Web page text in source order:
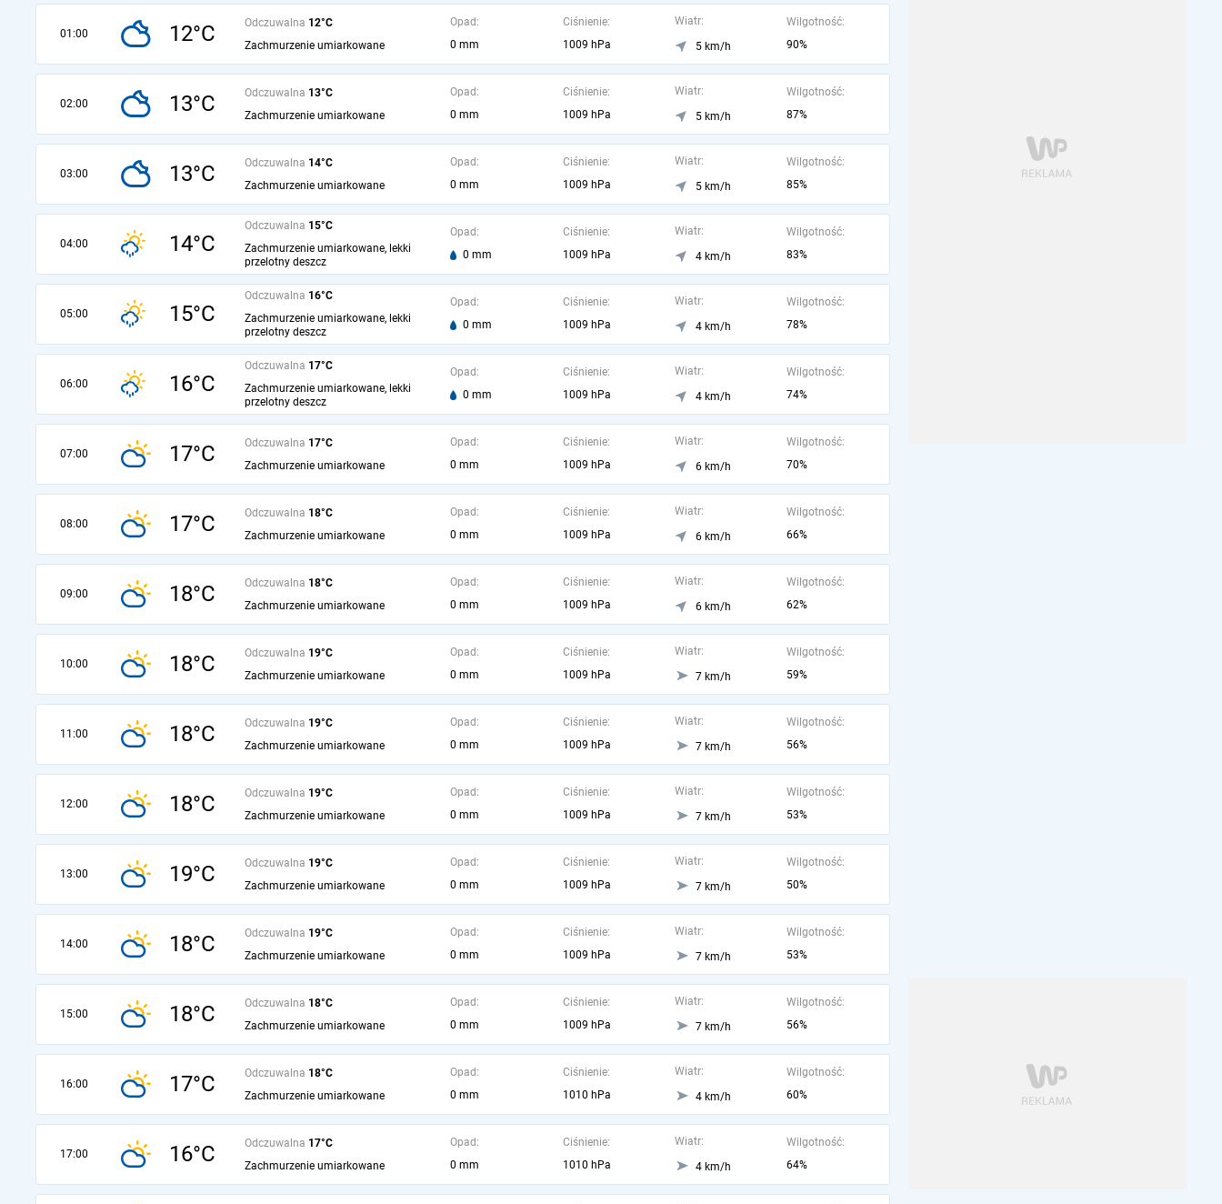
01:00 12°C Odczuwalna 12°C
Zachmurzenie umiarkowane
Opad:
0 mm
Ciśnienie:
1009 hPa
Wiatr:
5 km/h
Wilgotność:
90%
02:00 13°C Odczuwalna 13°C
Zachmurzenie umiarkowane
Opad:
0 mm
Ciśnienie:
1009 hPa
Wiatr:
5 km/h
Wilgotność:
87%
03:00 13°C Odczuwalna 14°C
Zachmurzenie umiarkowane
Opad:
0 mm
Ciśnienie:
1009 hPa
Wiatr:
5 km/h
Wilgotność:
85%
04:00 14°C
Odczuwalna 15°C
Zachmurzenie umiarkowane, lekki
przelotny deszcz
Opad:
0 mm
Ciśnienie:
1009 hPa
Wiatr:
4 km/h
Wilgotność:
83%
05:00 15°C
Odczuwalna 16°C
Zachmurzenie umiarkowane, lekki
przelotny deszcz
Opad:
0 mm
Ciśnienie:
1009 hPa
Wiatr:
4 km/h
Wilgotność:
78%
06:00 16°C
Odczuwalna 17°C
Zachmurzenie umiarkowane, lekki
przelotny deszcz
Opad:
0 mm
Ciśnienie:
1009 hPa
Wiatr:
4 km/h
Wilgotność:
74%
07:00 17°C Odczuwalna 17°C
Zachmurzenie umiarkowane
Opad:
0 mm
Ciśnienie:
1009 hPa
Wiatr:
6 km/h
Wilgotność:
70%
08:00 17°C Odczuwalna 18°C
Zachmurzenie umiarkowane
Opad:
0 mm
Ciśnienie:
1009 hPa
Wiatr:
6 km/h
Wilgotność:
66%
09:00 18°C Odczuwalna 18°C
Zachmurzenie umiarkowane
Opad:
0 mm
Ciśnienie:
1009 hPa
Wiatr:
6 km/h
Wilgotność:
62%
10:00 18°C Odczuwalna 19°C
Zachmurzenie umiarkowane
Opad:
0 mm
Ciśnienie:
1009 hPa
Wiatr:
7 km/h
Wilgotność:
59%
11:00 18°C Odczuwalna 19°C
Zachmurzenie umiarkowane
Opad:
0 mm
Ciśnienie:
1009 hPa
Wiatr:
7 km/h
Wilgotność:
56%
12:00 18°C Odczuwalna 19°C
Zachmurzenie umiarkowane
Opad:
0 mm
Ciśnienie:
1009 hPa
Wiatr:
7 km/h
Wilgotność:
53%
13:00 19°C Odczuwalna 19°C
Zachmurzenie umiarkowane
Opad:
0 mm
Ciśnienie:
1009 hPa
Wiatr:
7 km/h
Wilgotność:
50%
14:00 18°C Odczuwalna 19°C
Zachmurzenie umiarkowane
Opad:
0 mm
Ciśnienie:
1009 hPa
Wiatr:
7 km/h
Wilgotność:
53%
15:00 18°C Odczuwalna 18°C
Zachmurzenie umiarkowane
Opad:
0 mm
Ciśnienie:
1009 hPa
Wiatr:
7 km/h
Wilgotność:
56%
16:00 17°C Odczuwalna 18°C
Zachmurzenie umiarkowane
Opad:
0 mm
Ciśnienie:
1010 hPa
Wiatr:
4 km/h
Wilgotność:
60%
17:00 16°C Odczuwalna 17°C
Zachmurzenie umiarkowane
Opad:
0 mm
Ciśnienie:
1010 hPa
Wiatr:
4 km/h
Wilgotność:
64%